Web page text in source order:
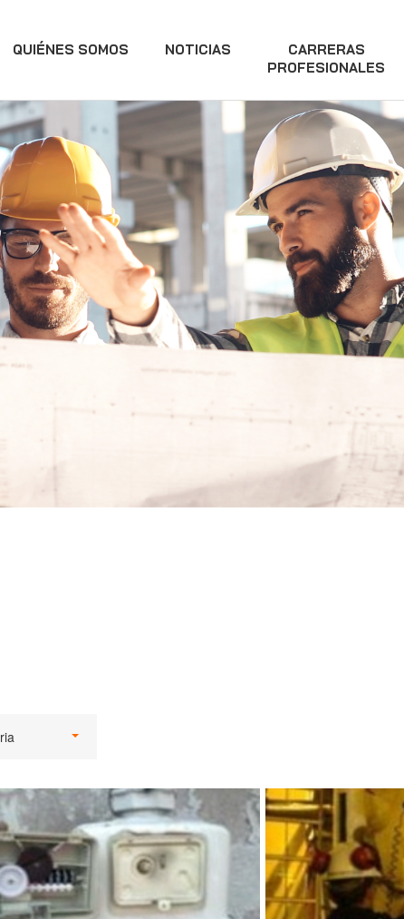
QUIÉNES SOMOS NOTICIAS
CARRERAS
PROFESIONALES